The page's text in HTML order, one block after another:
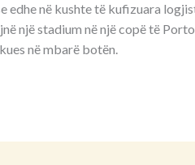
edhe në kushte të kufizuara
një stadium në një copë të
në mbarë botën.